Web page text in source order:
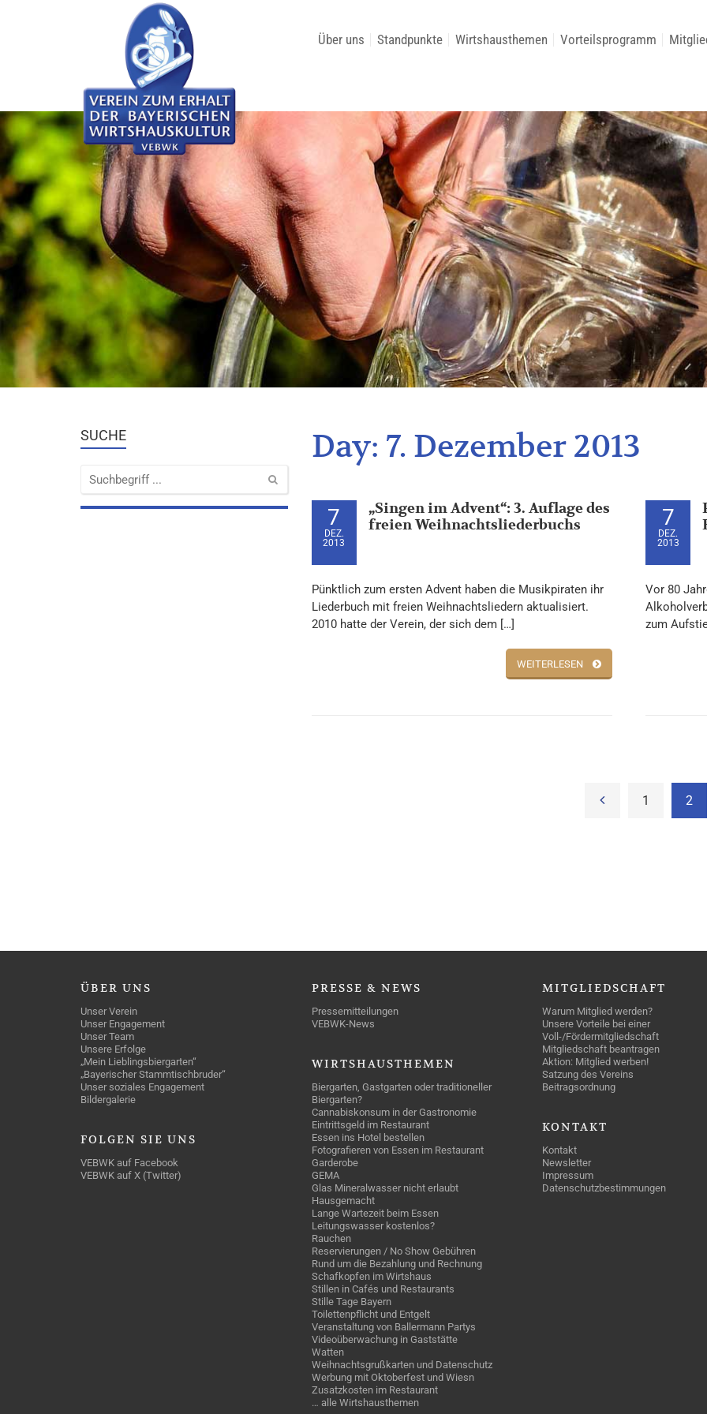
Über uns Standpunkte Wirtshausthemen Vorteilsprogramm
SUCHE Day: 7. Dezember 2013
7
DEZ.
2013
„Singen im Advent“: 3. Auflage des
freien Weihnachtsliederbuchs
Pünktlich zum ersten Advent haben die Musikpiraten ihr
Liederbuch mit freien Weihnachtsliedern aktualisiert.
2010 hatte der Verein, der sich dem […]
WEITERLESEN
7
DEZ.
2013
Vor 80
zum
1 2
ÜBER UNS
Unser Verein
Unser Engagement
Unser Team
Unsere Erfolge
„Mein Lieblingsbiergarten“
„Bayerischer Stammtischbruder“
Unser soziales Engagement
Bildergalerie
FOLGEN SIE UNS
VEBWK auf Facebook
VEBWK auf X (Twitter)
PRESSE & NEWS
Pressemitteilungen
VEBWK-News
WIRTSHAUSTHEMEN
Biergarten, Gastgarten oder traditioneller
Biergarten?
Cannabiskonsum in der Gastronomie
Eintrittsgeld im Restaurant
Essen ins Hotel bestellen
Fotografieren von Essen im Restaurant
Garderobe
GEMA
Glas Mineralwasser nicht erlaubt
Hausgemacht
Lange Wartezeit beim Essen
Leitungswasser kostenlos?
Rauchen
Reservierungen / No Show Gebühren
Rund um die Bezahlung und Rechnung
Schafkopfen im Wirtshaus
Stillen in Cafés und Restaurants
Stille Tage Bayern
Toilettenpflicht und Entgelt
Veranstaltung von Ballermann Partys
Videoüberwachung in Gaststätte
Watten
Weihnachtsgrußkarten und Datenschutz
Werbung mit Oktoberfest und Wiesn
Zusatzkosten im Restaurant
… alle Wirtshausthemen
MITGLIEDSCHAFT
Warum Mitglied werden?
Unsere Vorteile bei einer
Voll-/Fördermitgliedschaft
Mitgliedschaft beantragen
Aktion: Mitglied werben!
Satzung des Vereins
Beitragsordnung
KONTAKT
Kontakt
Newsletter
Impressum
Datenschutzbestimmungen